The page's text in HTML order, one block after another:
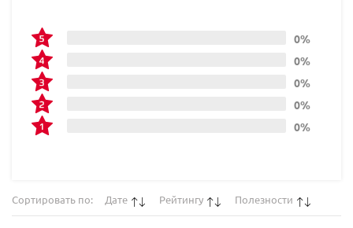
0%
0%
0%
0%
0%
Сортировать по: Дате Рейтингу Полезности